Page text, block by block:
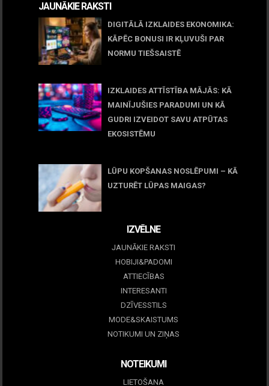
JAUNĀKIE RAKSTI
DIGITĀLĀ IZKLAIDES EKONOMIKA:
KĀPĒC BONUSI IR KĻUVUŠI PAR
NORMU TIEŠSAISTĒ
IZKLAIDES ATTĪSTĪBA MĀJĀS: KĀ
MAINĪJUŠIES PARADUMI UN KĀ
GUDRI IZVEIDOT SAVU ATPŪTAS
EKOSISTĒMU
LŪPU KOPŠANAS NOSLĒPUMI – KĀ
UZTURĒT LŪPAS MAIGAS?
IZVĒLNE
JAUNĀKIE RAKSTI
HOBIJI&PADOMI
ATTIECĪBAS
INTERESANTI
DZĪVESSTILS
MODE&SKAISTUMS
NOTIKUMI UN ZIŅAS
NOTEIKUMI
LIETOŠANA